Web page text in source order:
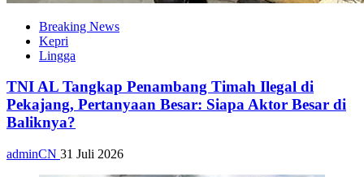
Breaking News
Kepri
Lingga
TNI AL Tangkap Penambang Timah Ilegal di
Pekajang, Pertanyaan Besar: Siapa Aktor Besar di
Baliknya?
adminCN 31 Juli 2026